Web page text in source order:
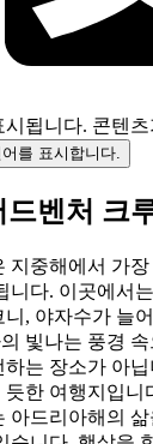
시됩니다. 콘텐
를 표시합니다.
벤처 크
지중해에서 가
니다. 이곳에서
, 야자수가 늘
빛나는 풍경
는 장소가 아
한 여행지입니
아드리아해의